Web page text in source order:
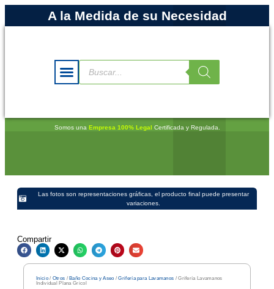
A la Medida de su Necesidad
Somos una Empresa 100% Legal Certificada y Regulada.
Las fotos son representaciones gráficas, el producto final puede presentar
variaciones.
Compartir
Inicio/ Otros /Baño Cocina y Aseo /Grifería para Lavamanos / Grifería Lavamanos
Individual Plana Gricol